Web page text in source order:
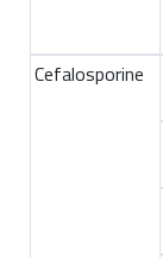
Cefalosporine